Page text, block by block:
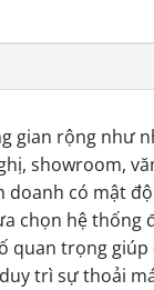
gian rộng như
showroom,
doanh có mật
chọn hệ thống
quan trọng giúp
trì sự thoải